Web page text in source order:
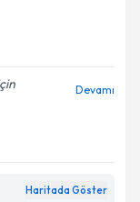
Devamı
Haritada Göster